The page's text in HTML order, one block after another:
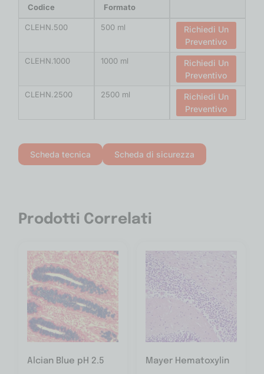
Codice Formato
CLEHN.500 500 ml
Richiedi Un
Preventivo
CLEHN.1000 1000 ml
Richiedi Un
Preventivo
CLEHN.2500 2500 ml
Richiedi Un
Preventivo
Scheda tecnica Scheda di sicurezza
Prodotti Correlati
Alcian Blue pH 2.5 Mayer Hematoxylin